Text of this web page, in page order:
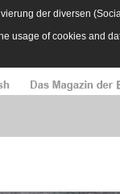
der diversen
usage of cookies and